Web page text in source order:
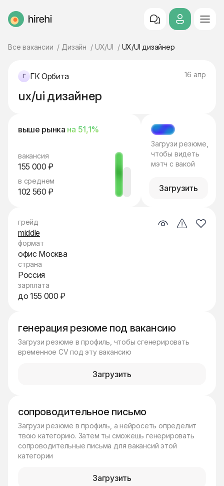
HireHi
Все вакансии Дизайн UX/UI UX/UI дизайнер
ГК Орбита 16 апр
ux/ui дизайнер
выше рынка на 51,1%
вакансия
155 000 ₽
в среднем
102 560 ₽
МЭТЧ
Загрузи резюме,
чтобы видеть
мэтч с вакой
Загрузить
генерация резюме под вакансию
Загрузи резюме в профиль, чтобы сгенерировать
временное CV под эту вакансию
Загрузить
сопроводительное письмо
Загрузи резюме в профиль, а нейросеть определит
твою категорию. Затем ты сможешь генерировать
сопроводительные письма для вакансий этой
категории
Загрузить
грейд
middle
формат
офис Москва
страна
Россия
зарплата
до 155 000 ₽